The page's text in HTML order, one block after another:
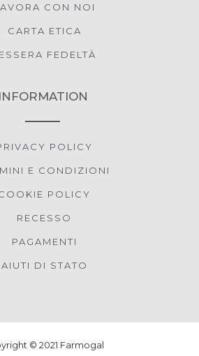
CON NOI
CARTA ETICA
FEDELTÀ
INFORMATION
POLICY
E CONDIZIONI
POLICY
RECESSO
PAGAMENTI
AIUTI DI STATO
© 2021 Farmogal